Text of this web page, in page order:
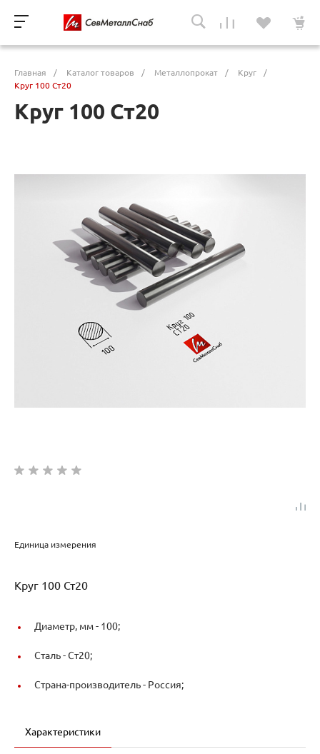
Главная / Каталог товаров / Металлопрокат / Круг
/
Круг 100 Ст20
Круг 100 Ст20
Единица измерения
Круг 100 Ст20
Диаметр, мм - 100;
Сталь -Ст20;
Страна-производитель - Россия;
Характеристики